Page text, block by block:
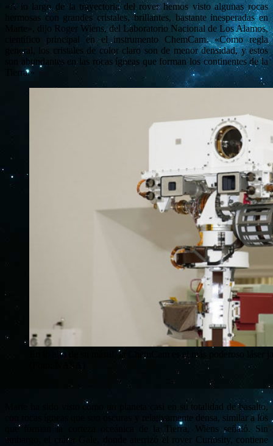
«A lo largo de la trayectoria del rover hemos visto algunas rocas
hermosas con grandes cristales, brillantes, bastante inesperadas en
Marte», dijo Roger Wiens, del Laboratorio Nacional de Los Alamos,
científico principal en el instrumento ChemCam. «Como regla
general, los cristales de color claro son de menor densidad, y estos
son abundantes en las rocas ígneas que forman los continentes de la
Tierra.»
En lo alto de su mástil, la ChemCam es el más poderoso láser
(Foto: NASA)
Marte ha sido visto como un planeta casi en su totalidad de basalto,
con rocas ígneas que son oscuras y relativamente densa, similar a los
que forman la corteza oceánica de la Tierra, Wiens señaló. Sin
embargo, el cráter Gale, donde aterrizó el rover Curiosity, contiene